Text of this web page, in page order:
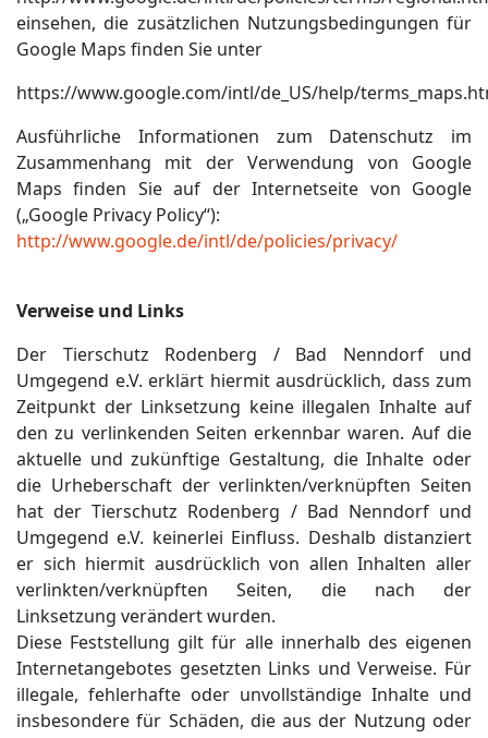
einsehen, die zusätzlichen Nutzungsbedingungen für
Google Maps finden Sie unter
https://www.google.com/intl/de_US/help/
Ausführliche Informationen zum Datenschutz im
Zusammenhang mit der Verwendung von Google
Maps finden Sie auf der Internetseite von Google
(„Google Privacy Policy“):
http://www.google.de/intl/de/policies/privacy/
Verweise und Links
Der Tierschutz Rodenberg / Bad Nenndorf und
Umgegend e.V. erklärt hiermit ausdrücklich, dass zum
Zeitpunkt der Linksetzung keine illegalen Inhalte auf
den zu verlinkenden Seiten erkennbar waren. Auf die
aktuelle und zukünftige Gestaltung, die Inhalte oder
die Urheberschaft der verlinkten/verknüpften Seiten
hat der Tierschutz Rodenberg / Bad Nenndorf und
Umgegend e.V. keinerlei Einfluss. Deshalb distanziert
er sich hiermit ausdrücklich von allen Inhalten aller
verlinkten/verknüpften Seiten, die nach der
Linksetzung verändert wurden.
Diese Feststellung gilt für alle innerhalb des eigenen
Internetangebotes gesetzten Links und Verweise. Für
illegale, fehlerhafte oder unvollständige Inhalte und
insbesondere für Schäden, die aus der Nutzung oder